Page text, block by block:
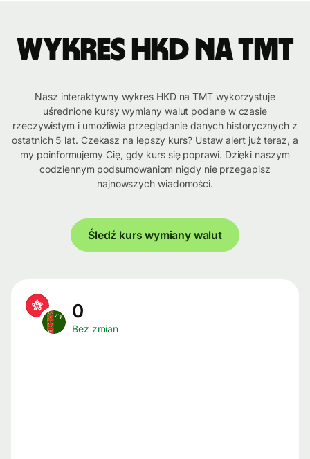
Wykres HKD na TMT
Nasz interaktywny wykres HKD na TMT wykorzystuje
uśrednione kursy wymiany walut podane w czasie
rzeczywistym i umożliwia przeglądanie danych historycznych z
ostatnich 5 lat. Czekasz na lepszy kurs? Ustaw alert już teraz, a
my poinformujemy Cię, gdy kurs się poprawi. Dzięki naszym
codziennym podsumowaniom nigdy nie przegapisz
najnowszych wiadomości.
Śledź kurs wymiany walut
0
Bez zmian